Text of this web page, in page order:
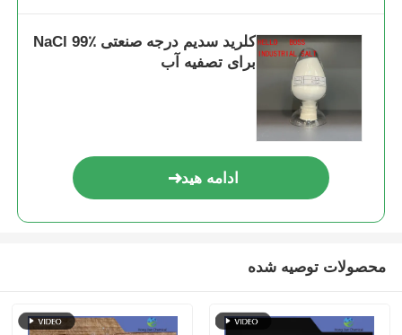
کلرید سدیم درجه صنعتی NaCl 99٪
برای تصفیه آب
ادامه هید
محصولات توصیه شده